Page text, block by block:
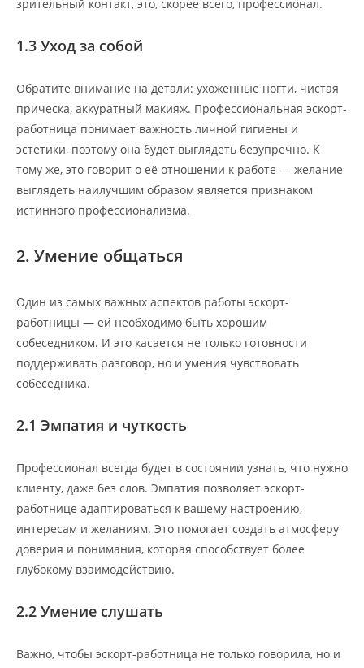
зрительный контакт, это, скорее всего, профессионал.
1.3 Уход за собой
Обратите внимание на детали: ухоженные ногти, чистая
прическа, аккуратный макияж. Профессиональная эскорт-
работница понимает важность личной гигиены и
эстетики, поэтому она будет выглядеть безупречно. К
тому же, это говорит о её отношении к работе — желание
выглядеть наилучшим образом является признаком
истинного профессионализма.
2. Умение общаться
Один из самых важных аспектов работы эскорт-
работницы — ей необходимо быть хорошим
собеседником. И это касается не только готовности
поддерживать разговор, но и умения чувствовать
собеседника.
2.1 Эмпатия и чуткость
Профессионал всегда будет в состоянии узнать, что нужно
клиенту, даже без слов. Эмпатия позволяет эскорт-
работнице адаптироваться к вашему настроению,
интересам и желаниям. Это помогает создать атмосферу
доверия и понимания, которая способствует более
глубокому взаимодействию.
2.2 Умение слушать
Важно, чтобы эскорт-работница не только говорила, но и